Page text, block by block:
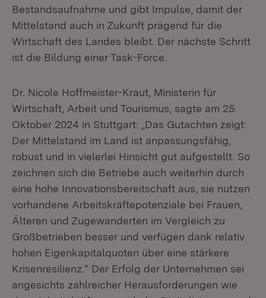
Bestandsaufnahme und gibt Impulse, damit der
Mittelstand auch in Zukunft prägend für die
Wirtschaft des Landes bleibt. Der nächste Schritt
ist die Bildung einer Task-Force.
Dr. Nicole Hoffmeister-Kraut, Ministerin für
Wirtschaft, Arbeit und Tourismus, sagte am 25.
Oktober 2024 in Stuttgart: „Das Gutachten zeigt:
Der Mittelstand im Land ist anpassungsfähig,
robust und in vielerlei Hinsicht gut aufgestellt. So
zeichnen sich die Betriebe auch weiterhin durch
eine hohe Innovationsbereitschaft aus, sie nutzen
vorhandene Arbeitskräftepotenziale bei Frauen,
Älteren und Zugewanderten im Vergleich zu
Großbetrieben besser und verfügen dank relativ
hohen Eigenkapitalquoten über eine stärkere
Krisenresilienz.“ Der Erfolg der Unternehmen sei
angesichts zahlreicher Herausforderungen wie